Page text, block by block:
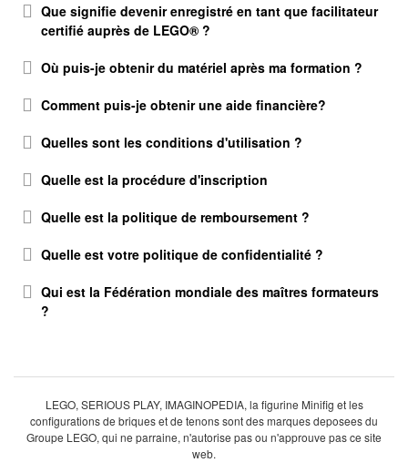
Que signifie devenir enregistré en tant que facilitateur
certifié auprès de LEGO® ?
Où puis-je obtenir du matériel après ma formation ?
Comment puis-je obtenir une aide financière?
Quelles sont les conditions d'utilisation ?
Quelle est la procédure d'inscription
Quelle est la politique de remboursement ?
Quelle est votre politique de confidentialité ?
Qui est la Fédération mondiale des maîtres formateurs
?
LEGO, SERIOUS PLAY, IMAGINOPEDIA, la figurine Minifig et les
configurations de briques et de tenons sont des marques deposees du
Groupe LEGO, qui ne parraine, n'autorise pas ou n'approuve pas ce site
web.